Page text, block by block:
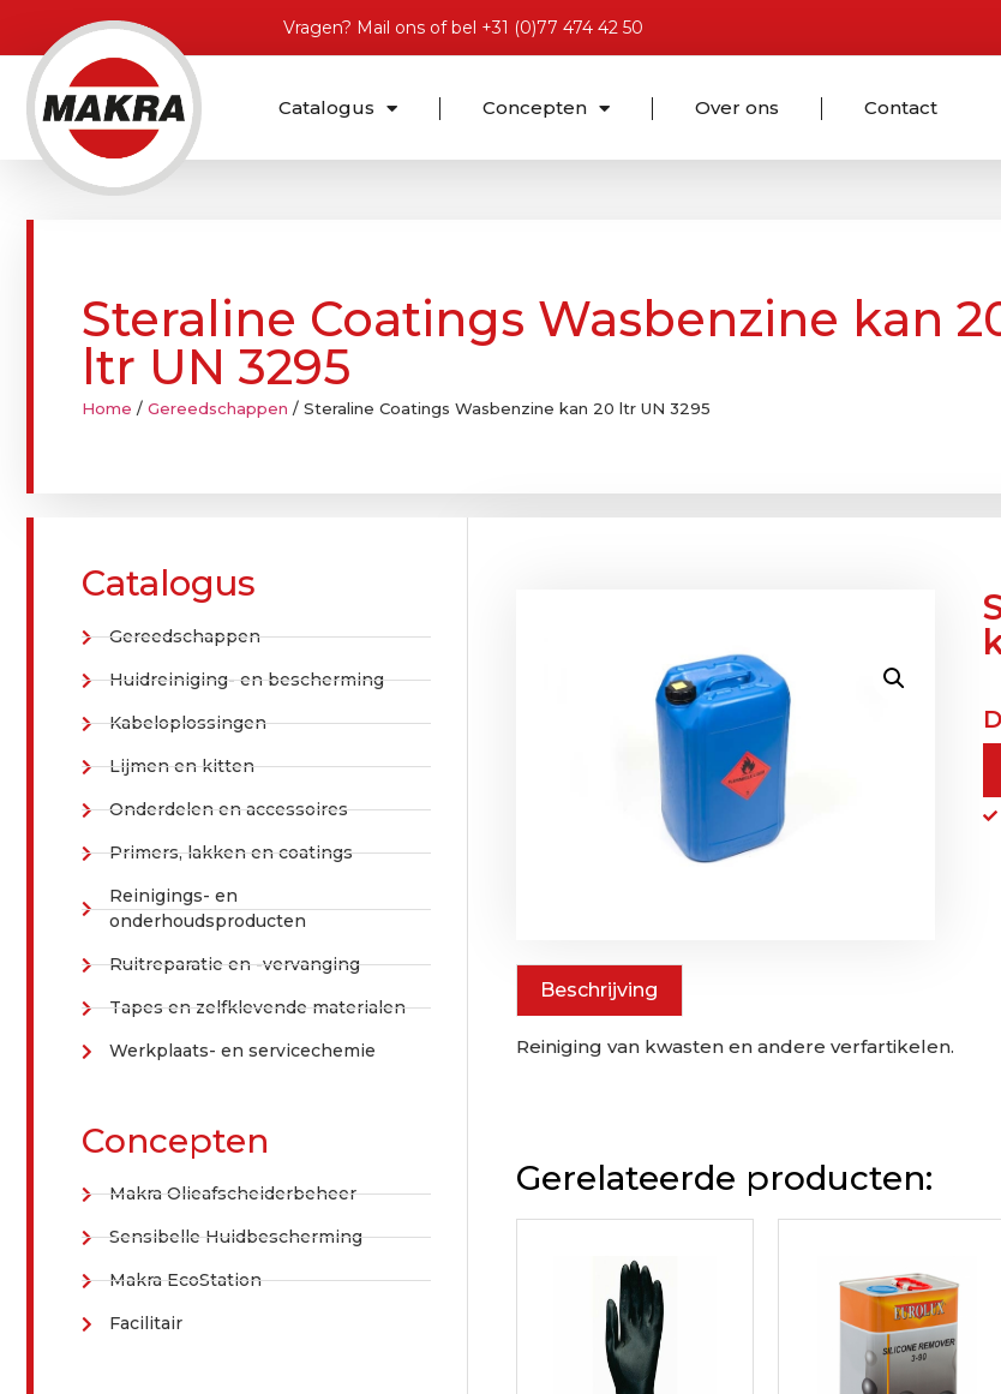
Vragen? Mail onsof bel +31 (0)77 474 42 50
Catalogus Concepten Over ons Contact
Steraline Coatings Wasbenzine kan
ltr UN 3295
Home / Gereedschappen / Steraline Coatings Wasbenzine kan 20 ltr UN 3295
Catalogus
Gereedschappen
Huidreiniging- en bescherming
Kabeloplossingen
Lijmen en kitten
Onderdelen en accessoires
Primers, lakken en coatings
Reinigings- en
onderhoudsproducten
Ruitreparatie en -vervanging
Tapes en zelfklevende materialen
Werkplaats- en servicechemie
Concepten
Makra Olieafscheiderbeheer
Sensibelle Huidbescherming
Makra EcoStation
Facilitair
Beschrijving
Reiniging van kwasten en andere verfartikelen.
Gerelateerde producten: